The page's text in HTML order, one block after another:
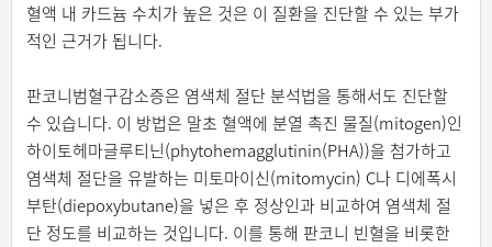
혈액 내 카드늄 수치가 높은 것은 이 질환을 진단할 수 있는 부가
적인 근거가 됩니다.
판코니범혈구감소증은 염색체 절단 분석법을 통해서도 진단할
수 있습니다. 이 방법은 말초 혈액에 분열 촉진 물질(mitogen)인
하이토헤마글루티닌(phytohemagglutinin(PHA))을 첨가하고
염색체 절단을 유발하는 미토마이신(mitomycin) C나 디에폭시
부탄(diepoxybutane)을 넣은 후 정상인과 비교하여 염색체 절
단 정도를 비교하는 것입니다. 이를 통해 판코니 빈혈을 비롯한